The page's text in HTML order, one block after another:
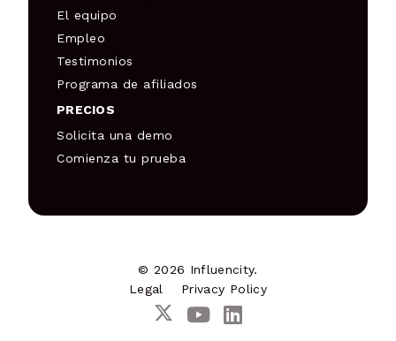
El equipo
Empleo
Testimonios
Programa de afiliados
PRECIOS
Solicita una demo
Comienza tu prueba
© 2026 Influencity.
Legal
Privacy Policy